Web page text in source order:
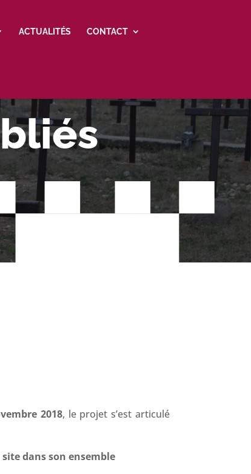
ACTUALITÉS CONTACT
2018, le projet s’est articulé
dans son ensemble